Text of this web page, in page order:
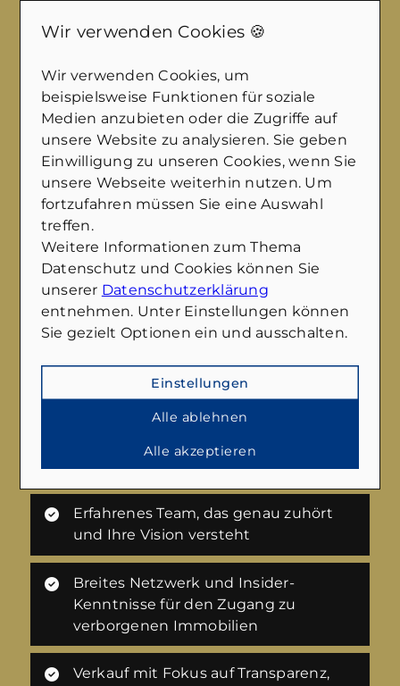
und Ihr freundliches Team haben
reagiert.
Ihre professionelle
Vermarktungsstratgie ( Bilder,
Luftbilder per Drohne, Videos usw)
hat uns, aber offensichtlich auch
den Käufern, sehr gefallen.
Ihr Team.
Benötigen Sie Hilfe beim Verkauf Ihrer
Wir führen Sie gerne durch den gesamten
gleichzeitig auf Wunsch auch eine neue
Erfahrenes Team, das genau zuhört
und Ihre Vision versteht
Breites Netzwerk und Insider-
Kenntnisse für den Zugang zu
verborgenen Immobilien
Verkauf mit Fokus auf Transparenz,
Wir verwenden Cookies 🍪
Wir verwenden Cookies, um
beispielsweise Funktionen für soziale
Medien anzubieten oder die Zugriffe auf
unsere Website zu analysieren. Sie geben
Einwilligung zu unseren Cookies, wenn Sie
unsere Webseite weiterhin nutzen. Um
fortzufahren müssen Sie eine Auswahl
treffen.
Weitere Informationen zum Thema
Datenschutz und Cookies können Sie
unserer Datenschutzerklärung
entnehmen. Unter Einstellungen können
Sie gezielt Optionen ein und ausschalten.
Einstellungen
Alle ablehnen
Alle akzeptieren